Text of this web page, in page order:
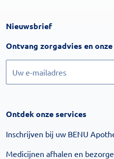
Nieuwsbrief
Ontvang zorgadvies en
Ontdek onze services
Inschrijven bij uw BENU
Medicijnen afhalen en